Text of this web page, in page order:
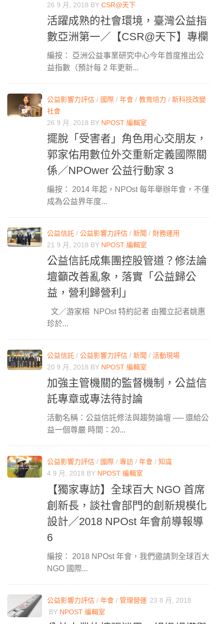
26 9 月, 2018 BY CSR@天下
活躍成熟的社會環境，臺灣公益指
數亞洲第一／【CSR@天下】專欄
編按： 亞洲公益事業研究中心今年首度推出公
益指數（預計每 2 年更新...
公益影響力評估 / 國際 / 年會 / 教育培力 / 新科技改變
社會
26 9 月, 2018 BY NPOST 編輯室
擺脫「受害者」角色用心交朋友，
郭家佑用數位外交重新定義國際關
係／NPOwer 公益行動家 3
編按： 2014 年起，NPOst 每年舉辦年會，不僅
成為公益界年度...
公益信託 / 公益影響力評估 / 新聞 / 財務運用
21 9 月, 2018 BY NPOST 編輯室
公益信託成集團控股管道？修法論
壇籲改善亂象，落實「公益歸公
益，營利歸營利」
文／游家榕 NPOst 特約記者 由獨立記者姚惠
珍於...
公益信託 / 公益影響力評估 / 新聞 / 活動現場
20 9 月, 2018 BY NPOST 編輯室
加強主管機關的監督機制，公益信
託專章或專法待討論
活動名稱：公益信託修法與趨勢論壇 ── 還給公
益一個尊嚴 時間：20...
公益影響力評估 / 國際 / 專訪 / 年會 / 知識
4 9 月, 2018 BY NPOST 編輯室
【獨家專訪】全球百大 NGO 首席
創新長，談社會部門的創新規模化
設計／2018 NPOst 年會前導報導
6
編按： 2018 NPOst 年會，我們邀請到全球百大
NGO 國際...
公益影響力評估 / 年會 / 管理營運 23 8 月, 2018
BY NPOST 編輯室